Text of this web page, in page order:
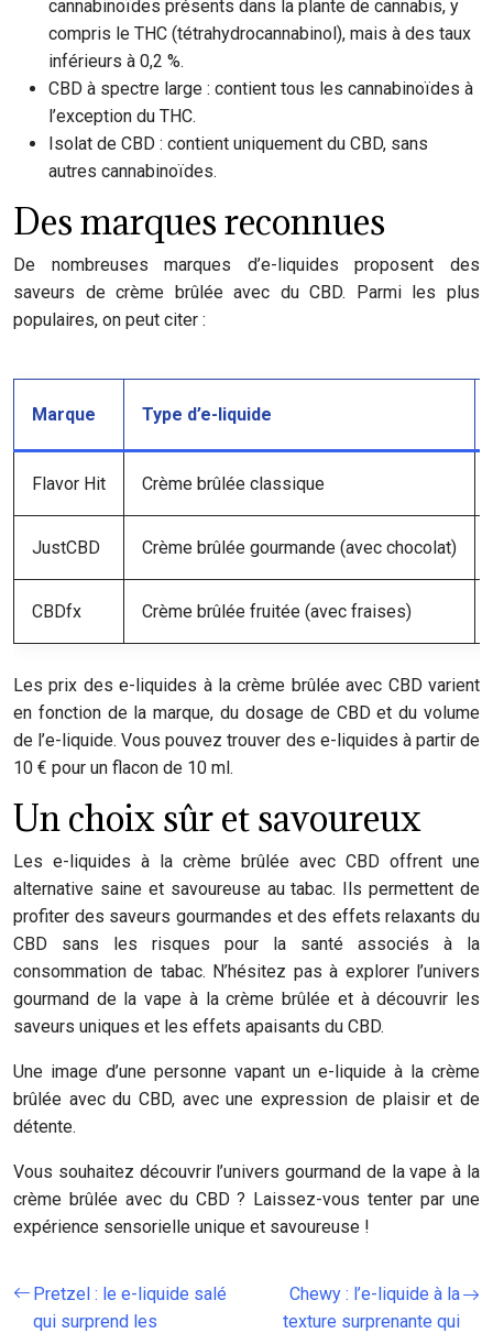
cannabinoïdes présents dans la plante de cannabis, y
compris le THC (tétrahydrocannabinol), mais à des taux
inférieurs à 0,2 %.
CBD à spectre large : contient tous les cannabinoïdes à
l’exception du THC.
Isolat de CBD : contient uniquement du CBD, sans
autres cannabinoïdes.
Des marques reconnues
De nombreuses marques d’e-liquides proposent des
saveurs de crème brûlée avec du CBD. Parmi les plus
populaires, on peut citer :
Marque Type d’e-liquide
Flavor Hit Crème brûlée classique
JustCBD Crème brûlée gourmande (avec chocolat)
CBDfx Crème brûlée fruitée (avec fraises)
Les prix des e-liquides à la crème brûlée avec CBD varient
en fonction de la marque, du dosage de CBD et du volume
de l’e-liquide. Vous pouvez trouver des e-liquides à partir de
10 € pour un flacon de 10 ml.
Un choix sûr et savoureux
Les e-liquides à la crème brûlée avec CBD offrent une
alternative saine et savoureuse au tabac. Ils permettent de
profiter des saveurs gourmandes et des effets relaxants du
CBD sans les risques pour la santé associés à la
consommation de tabac. N’hésitez pas à explorer l’univers
gourmand de la vape à la crème brûlée et à découvrir les
saveurs uniques et les effets apaisants du CBD.
Une image d’une personne vapant un e-liquide à la crème
brûlée avec du CBD, avec une expression de plaisir et de
détente.
Vous souhaitez découvrir l’univers gourmand de la vape à la
crème brûlée avec du CBD ? Laissez-vous tenter par une
expérience sensorielle unique et savoureuse !
Pretzel : le e-liquide salé
qui surprend les
Chewy : l’e-liquide à la
texture surprenante qui